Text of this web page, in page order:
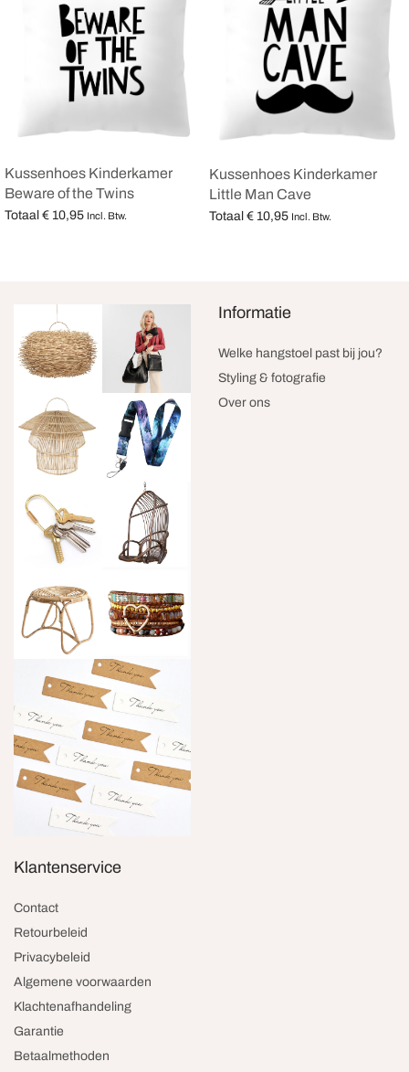
Kussenhoes Kinderkamer
Beware of the Twins
Totaal € 10,95 Incl. Btw.
Kussenhoes Kinderkamer
Little Man Cave
Totaal € 10,95 Incl. Btw.
Informatie
Welke hangstoel past bij jou?
Styling & fotografie
Over ons
Klantenservice
Contact
Retourbeleid
Privacybeleid
Algemene voorwaarden
Klachtenafhandeling
Garantie
Betaalmethoden